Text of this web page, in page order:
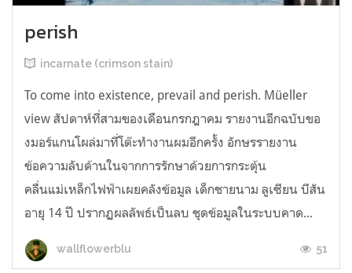
perish
incarnate (crimson stain)
To come into existence, prevail and perish. Müeller
view สัปดาห์ที่สามของเดือนกรกฎาคม รายงานอีกฉบับขอ
งมอร์แกนโผล่มาที่โต๊ะทำงานผมอีกครั้ง อักษรรายงาน
ข้อความลับด้านในจากการรักษาด้วยการกระตุ้น
คลื่นแม่เหล็กไฟฟ้าเผยคลังข้อมูล เด็กชายนาม ลูเซียน บีสัน
อายุ 14 ปี ปรากฏผลลัพธ์เป็นลบ ชุดข้อมูลในระบบคาด...
wallflowerblu 51